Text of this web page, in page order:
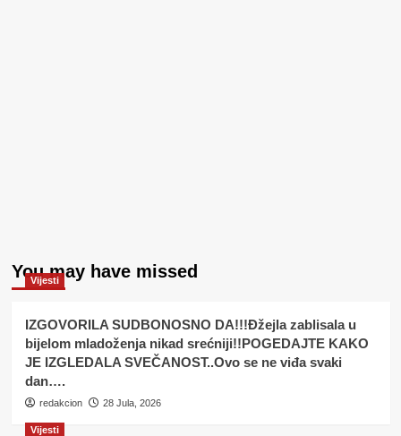
You may have missed
Vijesti
IZGOVORILA SUDBONOSNO DA!!!Đžejla zablisala u
bijelom mladoženja nikad srećniji!!POGEDAJTE KAKO
JE IZGLEDALA SVEČANOST..Ovo se ne viđa svaki
dan….
redakcion 28 Jula, 2026
Vijesti